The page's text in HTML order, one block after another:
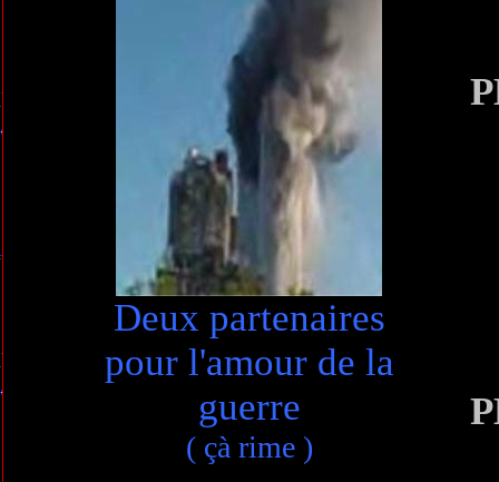
Deux partenaires
pour l'amour de la
guerre
( çà rime )